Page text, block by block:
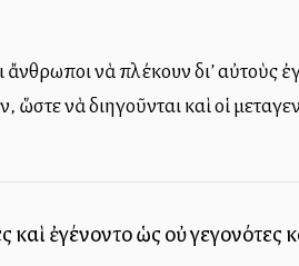
νὰ πλέκουν δι’ αὐτοὺς
νὰ διηγοῦνται καὶ οἱ
ἐγένοντο ὡς οὐ γεγονότες